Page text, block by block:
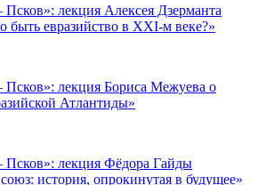
Псков»: лекция Алексея Дзерманта
быть евразийство в XXI-м веке?»
Псков»: лекция Бориса Межуева о
Атлантиды»
Псков»: лекция Фёдора Гайды
история, опрокинутая в будущее»